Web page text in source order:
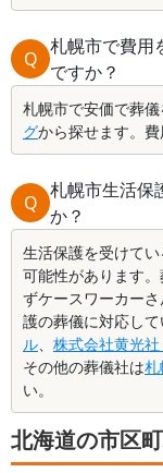
Q
札幌市で費用
ですか？
札幌市で安価で葬
グから探せます。費
Q
札幌市生活保
か？
生活保護を受けて
可能性があります
ずケースワーカー
護の葬儀に対応し
ル、 株式会社黄光社
その他の葬儀社は
い。
北海道の市区